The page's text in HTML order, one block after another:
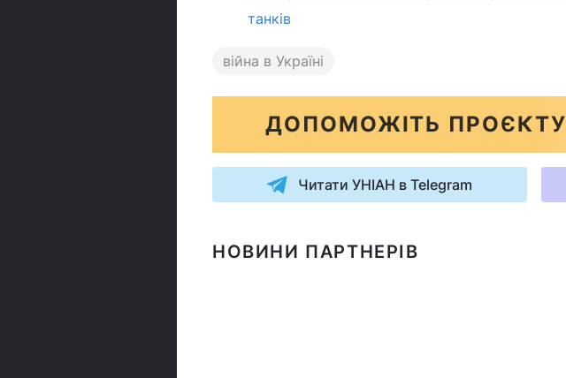
танків
війна в Україні
ДОПОМОЖІТЬ ПРОЄКТУ
Читати УНІАН в Telegram
НОВИНИ ПАРТНЕРІВ